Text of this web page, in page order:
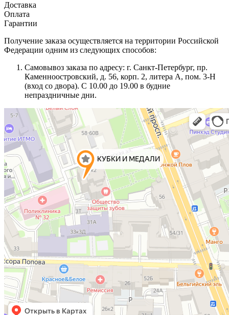
Доставка
Оплата
Гарантии
Получение заказа осуществляется на территории Российской
Федерации одним из следующих способов:
Самовывоз заказа по адресу: г. Санкт-Петербург, пр.
Каменноостровский, д. 56, корп. 2, литера А, пом. 3-Н
(вход со двора). С 10.00 до 19.00 в будние
непраздничные дни.